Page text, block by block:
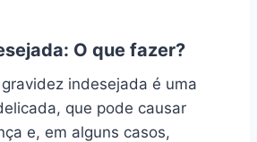
O que fazer?
indesejada é uma
que pode causar
e, em alguns casos,